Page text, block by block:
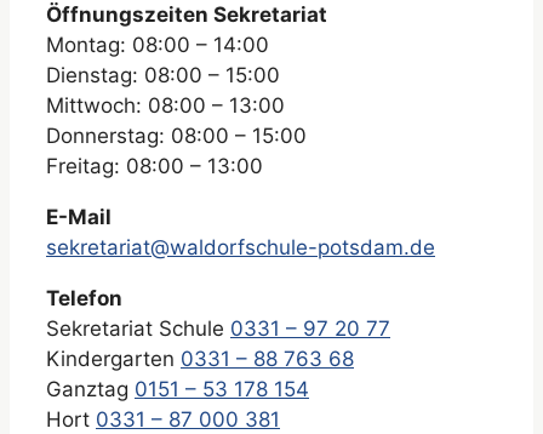
Öffnungszeiten Sekretariat
Montag: 08:00 – 14:00
Dienstag: 08:00 – 15:00
Mittwoch: 08:00 – 13:00
Donnerstag: 08:00 – 15:00
Freitag: 08:00 – 13:00
E-Mail
sekretariat@waldorfschule-potsdam.de
Telefon
Sekretariat Schule 0331 – 97 20 77
Kindergarten 0331 – 88 763 68
Ganztag 0151 – 53 178 154
Hort 0331 – 87 000 381